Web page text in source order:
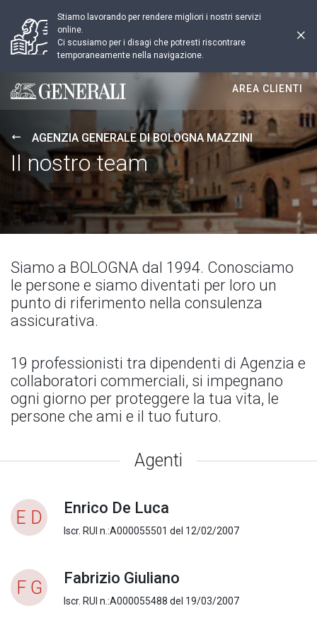
Stiamo lavorando per rendere migliori i nostri servizi
online.
Ci scusiamo per i disagi che potresti riscontrare
temporaneamente nella navigazione.
Generali logo
AREA CLIENTI
AGENZIA GENERALE DI BOLOGNA MAZZINI
Il nostro team
Siamo a BOLOGNA dal 1994. Conosciamo
le persone e siamo diventati per loro un
punto di riferimento nella consulenza
assicurativa.
19 professionisti tra dipendenti di Agenzia e
collaboratori commerciali, si impegnano
ogni giorno per proteggere la tua vita, le
persone che ami e il tuo futuro.
Agenti
E D Enrico De Luca
Iscr. RUI n.:A000055501 del 12/02/2007
F G Fabrizio Giuliano
Iscr. RUI n.:A000055488 del 19/03/2007